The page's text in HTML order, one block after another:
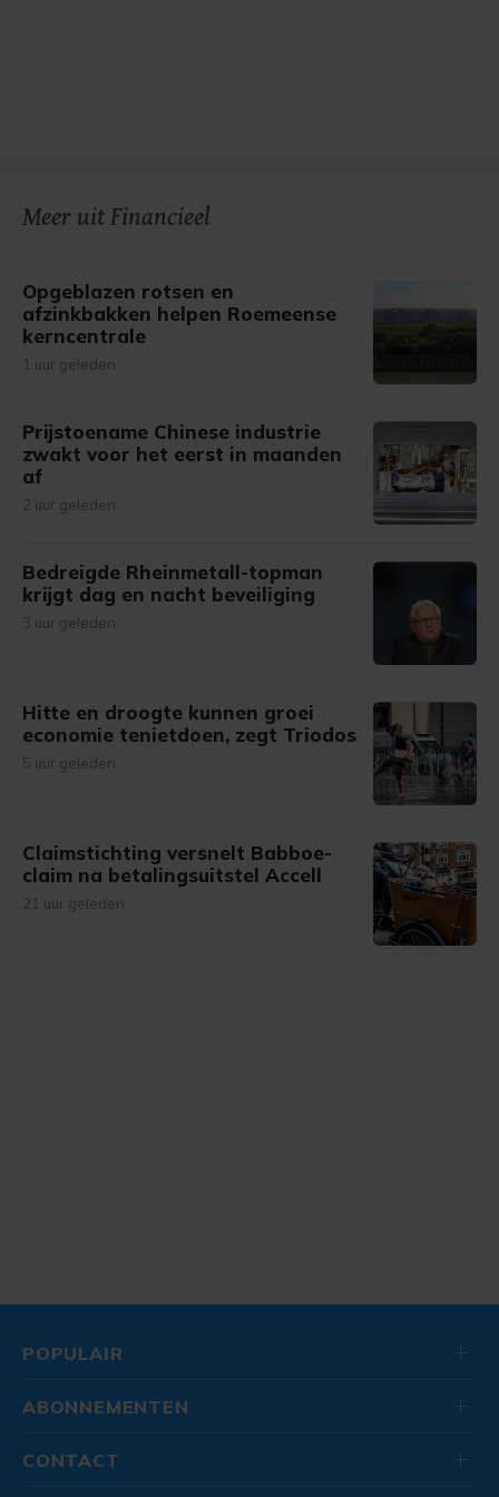
Meer uit Financieel
Opgeblazen rotsen en
afzinkbakken helpen Roemeense
kerncentrale
1 uur geleden
Prijstoename Chinese industrie
zwakt voor het eerst in maanden
af
2 uur geleden
Bedreigde Rheinmetall-topman
krijgt dag en nacht beveiliging
3 uur geleden
Hitte en droogte kunnen groei
economie tenietdoen, zegt Triodos
5 uur geleden
Claimstichting versnelt Babboe-
claim na betalingsuitstel Accell
21 uur geleden
POPULAIR
ABONNEMENTEN
CONTACT